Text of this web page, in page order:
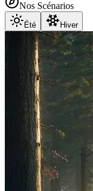
Nos Scénarios
Été Hiver